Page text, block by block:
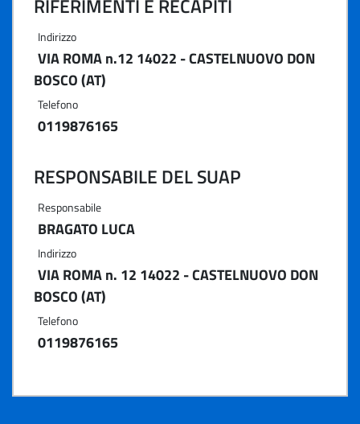
RIFERIMENTI E RECAPITI
Indirizzo
VIA ROMA n.12 14022 - CASTELNUOVO DON
BOSCO (AT)
Telefono
0119876165
RESPONSABILE DEL SUAP
Responsabile
BRAGATO LUCA
Indirizzo
VIA ROMA n. 12 14022 - CASTELNUOVO DON
BOSCO (AT)
Telefono
0119876165